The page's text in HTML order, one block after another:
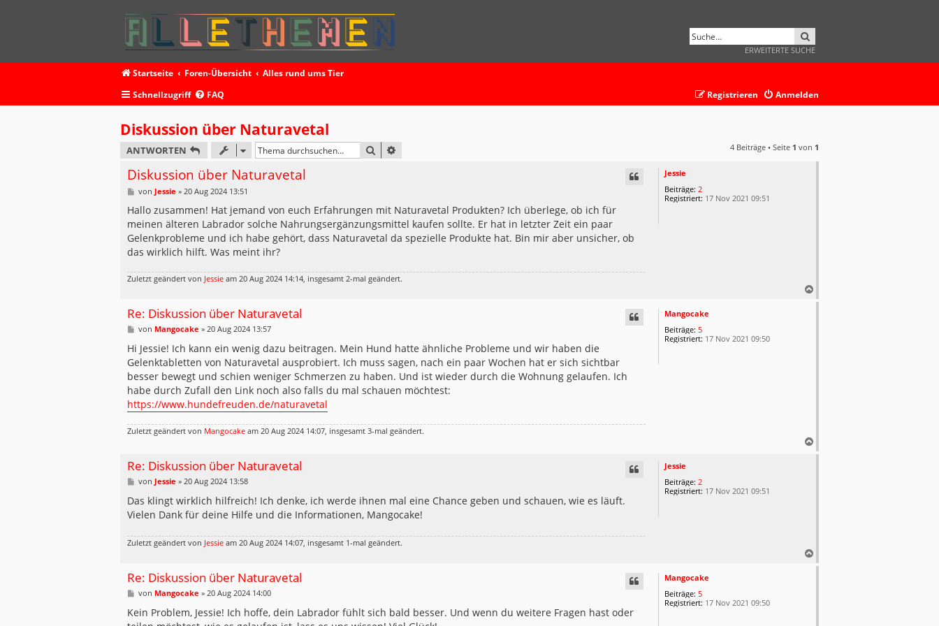
ERWEITERTE SUCHE
Startseite Foren-Übersicht
Alles rund ums Tier
Schnellzugriff
FAQ Anmelden
Registrieren
Diskussion über Naturavetal
ANTWORTEN SUCHE 4 Beiträge • Seite 1 von 1
Jessie
Beiträge: 2
Registriert: 17 Nov 2021 09:51
Diskussion über Naturavetal
B
i
r
a
g
von Jessie » 20 Aug 2024 13:51
Hallo zusammen! Hat jemand von euch Erfahrungen mit Naturavetal Produkten? Ich überlege, ob ich für
meinen älteren Labrador solche Nahrungsergänzungsmittel kaufen sollte. Er hat in letzter Zeit ein paar
Gelenkprobleme und ich habe gehört, dass Naturavetal da spezielle Produkte hat. Bin mir aber unsicher, ob
das wirklich hilft. Was meint ihr?
Zuletzt geändert von Jessie am 20 Aug 2024 14:14, insgesamt 2-mal geändert.
a
Mangocake
Beiträge: 5
Registriert: 17 Nov 2021 09:50
Re: Diskussion über Naturavetal
B
i
t
r
a
g
von Mangocake » 20 Aug 2024 13:57
Hi Jessie! Ich kann ein wenig dazu beitragen. Mein Hund hatte ähnliche Probleme und wir haben die
Gelenktabletten von Naturavetal ausprobiert. Ich muss sagen, nach ein paar Wochen hat er sich sichtbar
besser bewegt und schien weniger Schmerzen zu haben. Und ist wieder durch die Wohnung gelaufen. Ich
habe durch Zufall den Link noch also falls du mal schauen möchtest:
https://www.hundefreuden.de/naturavetal
Zuletzt geändert von Mangocake am 20 Aug 2024 14:07, insgesamt 3-mal geändert.
a
Jessie
Beiträge: 2
Registriert: 17 Nov 2021 09:51
Re: Diskussion über Naturavetal
B
i
t
r
g
von Jessie » 20 Aug 2024 13:58
Das klingt wirklich hilfreich! Ich denke, ich werde ihnen mal eine Chance geben und schauen, wie es läuft.
Vielen Dank für deine Hilfe und die Informationen, Mangocake!
Zuletzt geändert von Jessie am 20 Aug 2024 14:07, insgesamt 1-mal geändert.
a
Mangocake
Beiträge: 5
Registriert: 17 Nov 2021 09:50
Re: Diskussion über Naturavetal
B
i
t
von Mangocake » 20 Aug 2024 14:00
Kein Problem, Jessie! Ich hoffe, dein Labrador fühlt sich bald besser. Und wenn du weitere Fragen hast oder